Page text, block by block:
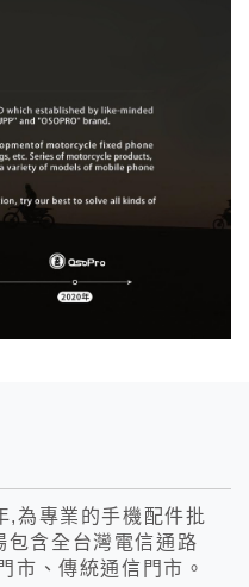
,為專業的手機配件批
包含全台灣電信通路
市、傳統通信門市。